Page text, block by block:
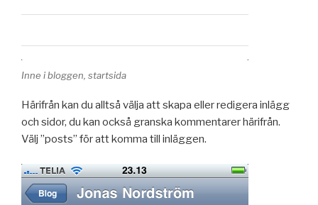
Inne i bloggen, startsida
Härifrån kan du alltså välja att skapa eller redigera inlägg
och sidor, du kan också granska kommentarer härifrån.
Välj ”posts” för att komma till inläggen.